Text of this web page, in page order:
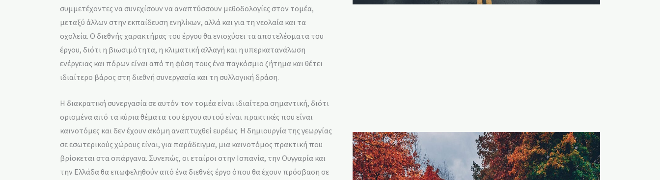
συμμετέχοντες να συνεχίσουν να αναπτύσσουν μεθοδολογίες στον τομέα,
μεταξύ άλλων στην εκπαίδευση ενηλίκων, αλλά και για τη νεολαία και τα
σχολεία. Ο διεθνής χαρακτήρας του έργου θα ενισχύσει τα αποτελέσματα του
έργου, διότι η βιωσιμότητα, η κλιματική αλλαγή και η υπερκατανάλωση
ενέργειας και πόρων είναι από τη φύση τους ένα παγκόσμιο ζήτημα και θέτει
ιδιαίτερο βάρος στη διεθνή συνεργασία και τη συλλογική δράση.
Η διακρατική συνεργασία σε αυτόν τον τομέα είναι ιδιαίτερα σημαντική, διότι
ορισμένα από τα κύρια θέματα του έργου αυτού είναι πρακτικές που είναι
καινοτόμες και δεν έχουν ακόμη αναπτυχθεί ευρέως. Η δημιουργία της γεωργίας
σε εσωτερικούς χώρους είναι, για παράδειγμα, μια καινοτόμος πρακτική που
βρίσκεται στα σπάργανα. Συνεπώς, οι εταίροι στην Ισπανία, την Ουγγαρία και
την Ελλάδα θα επωφεληθούν από ένα διεθνές έργο όπου θα έχουν πρόσβαση σε